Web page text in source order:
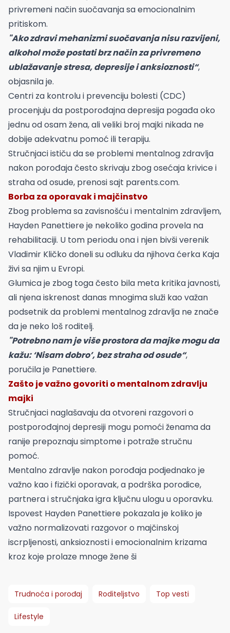
privremeni način suočavanja sa emocionalnim
pritiskom.
"Ako zdravi mehanizmi suočavanja nisu razvijeni,
alkohol može postati brz način za privremeno
ublažavanje stresa, depresije i anksioznosti“,
objasnila je.
Centri za kontrolu i prevenciju bolesti (CDC)
procenjuju da postporođajna depresija pogađa oko
jednu od osam žena, ali veliki broj majki nikada ne
dobije adekvatnu pomoć ili terapiju.
Stručnjaci ističu da se problemi mentalnog zdravlja
nakon porođaja često skrivaju zbog osećaja krivice i
straha od osude, prenosi sajt parents.com.
Borba za oporavak i majčinstvo
Zbog problema sa zavisnošću i mentalnim zdravljem,
Hayden Panettiere je nekoliko godina provela na
rehabilitaciji. U tom periodu ona i njen bivši verenik
Vladimir Kličko doneli su odluku da njihova ćerka Kaja
živi sa njim u Evropi.
Glumica je zbog toga često bila meta kritika javnosti,
ali njena iskrenost danas mnogima služi kao važan
podsetnik da problemi mentalnog zdravlja ne znače
da je neko loš roditelj.
"Potrebno nam je više prostora da majke mogu da
kažu: ‘Nisam dobro’, bez straha od osude“,
poručila je Panettiere.
Zašto je važno govoriti o mentalnom zdravlju
majki
Stručnjaci naglašavaju da otvoreni razgovori o
postporođajnoj depresiji mogu pomoći ženama da
ranije prepoznaju simptome i potraže stručnu
pomoć.
Mentalno zdravlje nakon porođaja podjednako je
važno kao i fizički oporavak, a podrška porodice,
partnera i stručnjaka igra ključnu ulogu u oporavku.
Ispovest Hayden Panettiere pokazala je koliko je
važno normalizovati razgovor o majčinskoj
iscrpljenosti, anksioznosti i emocionalnim krizama
kroz koje prolaze mnoge žene ši
Trudnoća i porođaj Roditeljstvo Top vesti
Lifestyle